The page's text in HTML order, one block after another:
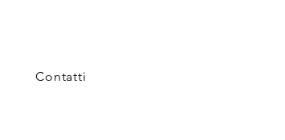
Contatti